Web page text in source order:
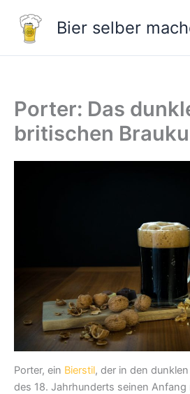
Inhalt
springen
Bier selber
Porter: Das
britischen
Porter, ein Bierstil, der in den
des 18. Jahrhunderts seinen Anfang